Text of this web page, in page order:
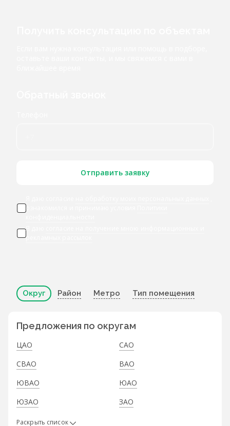
Отправить заявку
ознакомился и принимаю условия
Я даю
рекламных рассылок
Округ Район Метро Тип помещения
Предложения по округам
ЦАО
САО
СВАО
ВАО
ЮВАО
ЮАО
ЮЗАО
ЗАО
Раскрыть список